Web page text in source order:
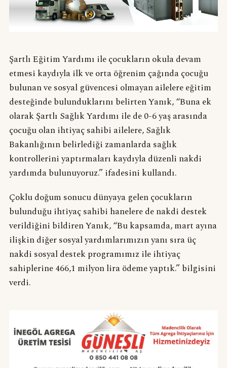
Şartlı Eğitim Yardımı ile çocukların okula devam
etmesi kaydıyla ilk ve orta öğrenim çağında çocuğu
bulunan ve sosyal güvencesi olmayan ailelere eğitim
desteğinde bulunduklarını belirten Yanık, “Buna ek
olarak Şartlı Sağlık Yardımı ile de 0-6 yaş arasında
çocuğu olan ihtiyaç sahibi ailelere, Sağlık
Bakanlığının belirlediği zamanlarda sağlık
kontrollerini yaptırmaları kaydıyla düzenli nakdi
yardımda bulunuyoruz.” ifadesini kullandı.
Çoklu doğum sonucu dünyaya gelen çocukların
bulunduğu ihtiyaç sahibi hanelere de nakdi destek
verildiğini bildiren Yanık, “Bu kapsamda, mart ayına
ilişkin diğer sosyal yardımlarımızın yanı sıra üç
nakdi sosyal destek programımız ile ihtiyaç
sahiplerine 466,1 milyon lira ödeme yaptık.” bilgisini
verdi.